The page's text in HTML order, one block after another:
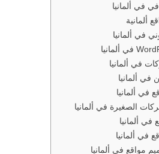
في ألمانيا
في ألمانيا
في ألمانيا
ألمانيا
ألمانيا
الصغيرة في ألمانيا
ألمانيا
ألمانيا
في ألمانيا